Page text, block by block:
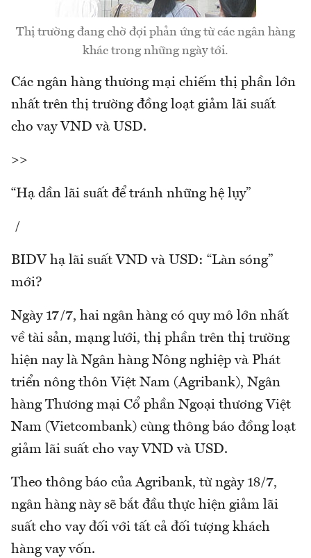
Thị trường đang chờ đợi phản ứng từ các ngân hàng
khác trong những ngày tới.
Các ngân hàng thương mại chiếm thị phần lớn
nhất trên thị trường đồng loạt giảm lãi suất
cho vay VND và USD.
>>
“Hạ dần lãi suất để tránh những hệ lụy”
/
BIDV hạ lãi suất VND và USD: “Làn sóng”
mới?
Ngày 17/7, hai ngân hàng có quy mô lớn nhất
về tài sản, mạng lưới, thị phần trên thị trường
hiện nay là Ngân hàng Nông nghiệp và Phát
triển nông thôn Việt Nam (Agribank), Ngân
hàng Thương mại Cổ phần Ngoại thương Việt
Nam (Vietcombank) cùng thông báo đồng loạt
giảm lãi suất cho vay VND và USD.
Theo thông báo của Agribank, từ ngày 18/7,
ngân hàng này sẽ bắt đầu thực hiện giảm lãi
suất cho vay đối với tất cả đối tượng khách
hàng vay vốn.